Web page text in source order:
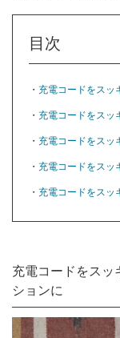
目次
・ 充電コードをス
・ 充電コードをス
・ 充電コードをス
・ 充電コードをス
・ 充電コードをス
充電コードをス
ションに